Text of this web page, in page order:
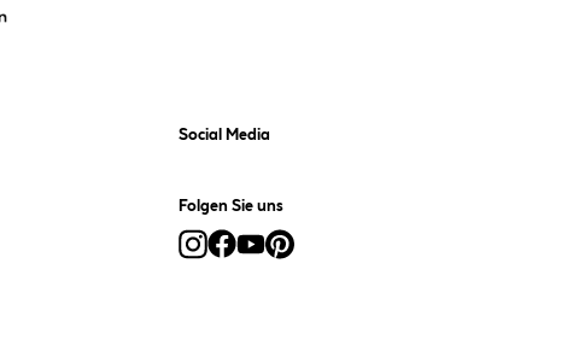
Social Media
Folgen Sie uns